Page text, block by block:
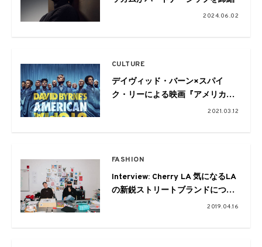
2024.06.02
CULTURE
デイヴィッド・バーン×スパイ
ク・リーによる映画『アメリカ
ン・ユートピア』が全国公開2021.03.12
FASHION
Interview: Cherry LA 気になるLA
の新鋭ストリートブランドについ
て ディレクターの2人に話を聞い
2019.04.16